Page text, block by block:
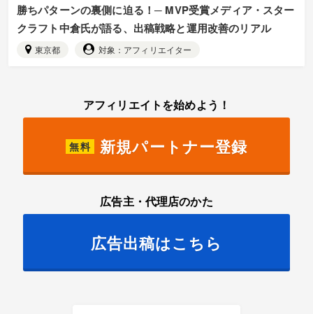
勝ちパターンの裏側に迫る！─ MVP受賞メディア・スター
クラフト中倉氏が語る、出稿戦略と運用改善のリアル
東京都 対象：アフィリエイター
アフィリエイトを始めよう！
無料 新規パートナー登録
広告主・代理店のかた
広告出稿はこちら